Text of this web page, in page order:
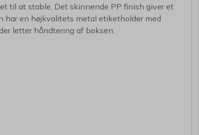
til at stable. Det skinnende PP finish giver et
har en højkvalitets metal etiketholder med
letter håndtering af boksen.